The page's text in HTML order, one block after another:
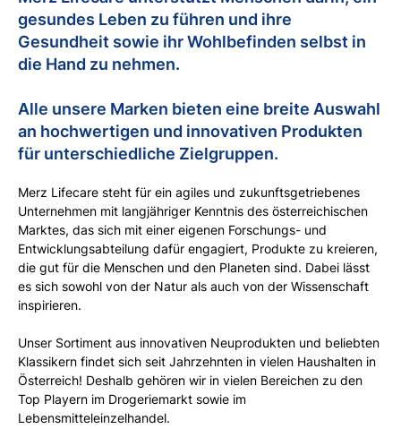
gesundes Leben zu führen und ihre
Gesundheit sowie ihr Wohlbefinden selbst in
die Hand zu nehmen.
Alle unsere Marken bieten eine breite Auswahl
an hochwertigen und innovativen Produkten
für unterschiedliche Zielgruppen.
Merz Lifecare steht für ein agiles und zukunftsgetriebenes
Unternehmen mit langjähriger Kenntnis des österreichischen
Marktes, das sich mit einer eigenen Forschungs- und
Entwicklungsabteilung dafür engagiert, Produkte zu kreieren,
die gut für die Menschen und den Planeten sind. Dabei lässt
es sich sowohl von der Natur als auch von der Wissenschaft
inspirieren.
Unser Sortiment aus innovativen Neuprodukten und beliebten
Klassikern findet sich seit Jahrzehnten in vielen Haushalten in
Österreich! Deshalb gehören wir in vielen Bereichen zu den
Top Playern im Drogeriemarkt sowie im
Lebensmitteleinzelhandel.